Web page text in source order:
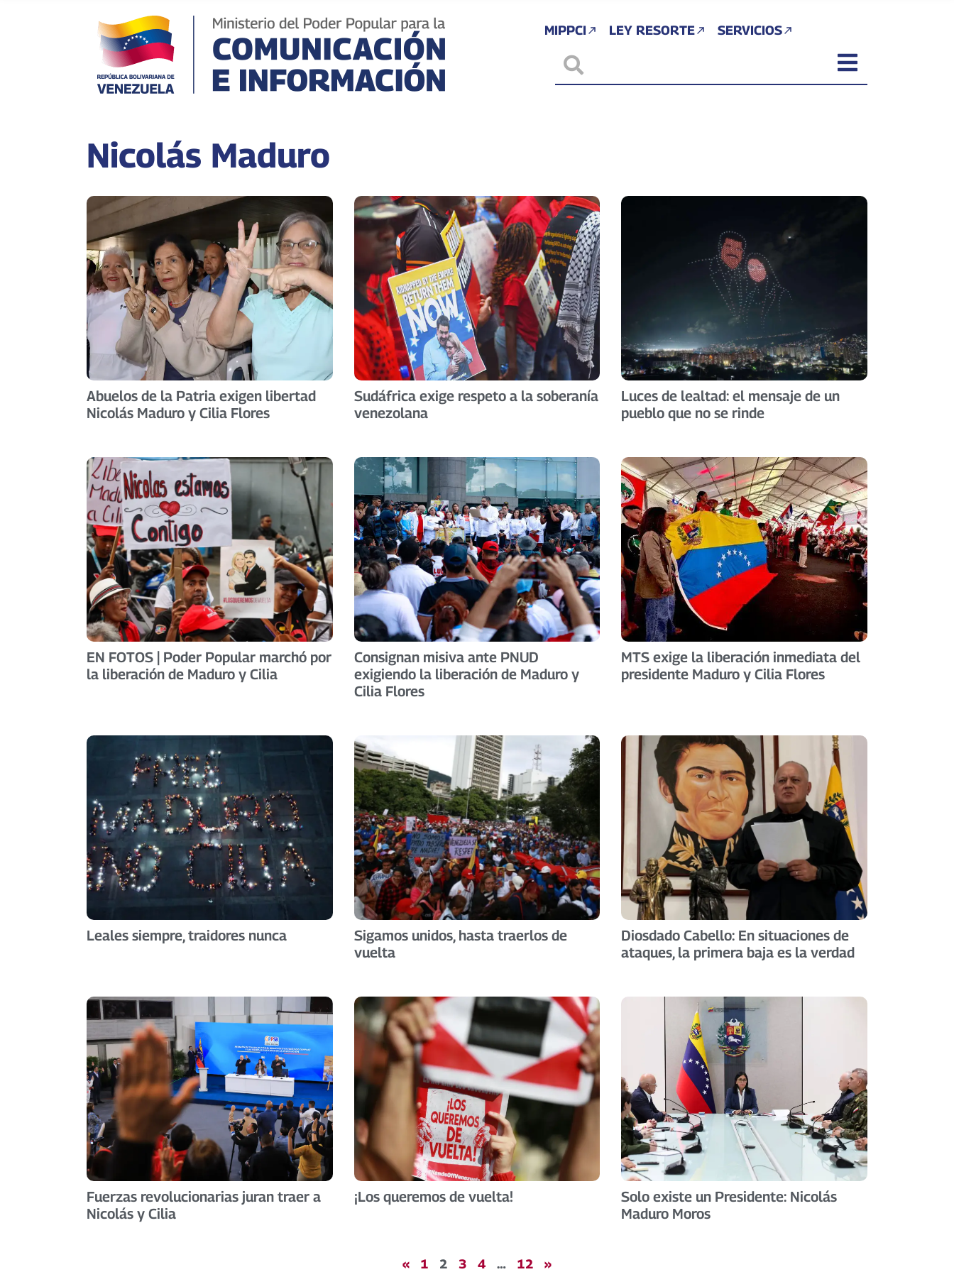
MIPPCI LEY RESORTE SERVICIOS
Nicolás Maduro
Abuelos de la Patria exigen libertad
Nicolás Maduro y Cilia Flores
Sudáfrica exige respeto a la soberanía
venezolana
Luces de lealtad: el mensaje de un
pueblo que no se rinde
EN FOTOS | Poder Popular marchó por
la liberación de Maduro y Cilia
Consignan misiva ante PNUD
exigiendo la liberación de Maduro y
Cilia Flores
MTS exige la liberación inmediata del
presidente Maduro y Cilia Flores
Leales siempre, traidores nunca
Sigamos unidos, hasta traerlos de
vuelta
Diosdado Cabello: En situaciones de
ataques, la primera baja es la verdad
Fuerzas revolucionarias juran traer a
Nicolás y Cilia
¡Los queremos de vuelta!
Solo existe un Presidente: Nicolás
Maduro Moros
« 1 2 3 4 … 12 »